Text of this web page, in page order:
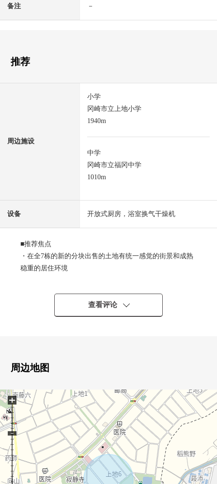
备注 －
推荐
周边施设
小学
冈崎市立上地小学
1940m
中学
冈崎市立福冈中学
1010m
设备 开放式厨房，浴室换气干燥机
■推荐焦点
・在全7栋的新的分块出售的土地有统一感觉的街景和成熟
稳重的居住环境
・在防震等级3+制震装置"SAFE365"使用能抵抗地震的安心
能生活
・位于清静的住宅区，也在成熟稳重的居住环境适应育儿
的位置
查看评论
周边地图
+